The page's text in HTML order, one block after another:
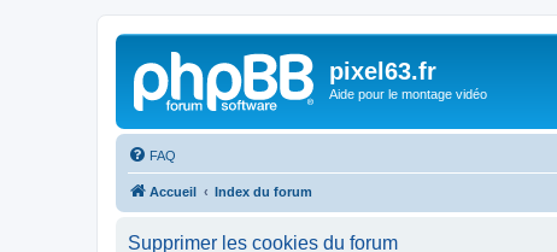
pixel63.fr
Aide pour le montage vidéo
FAQ
Accueil Index du forum
Supprimer les cookies du forum